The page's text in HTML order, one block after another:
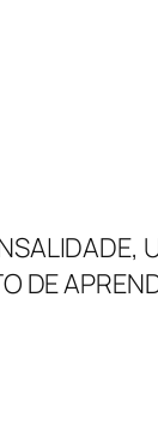
DE